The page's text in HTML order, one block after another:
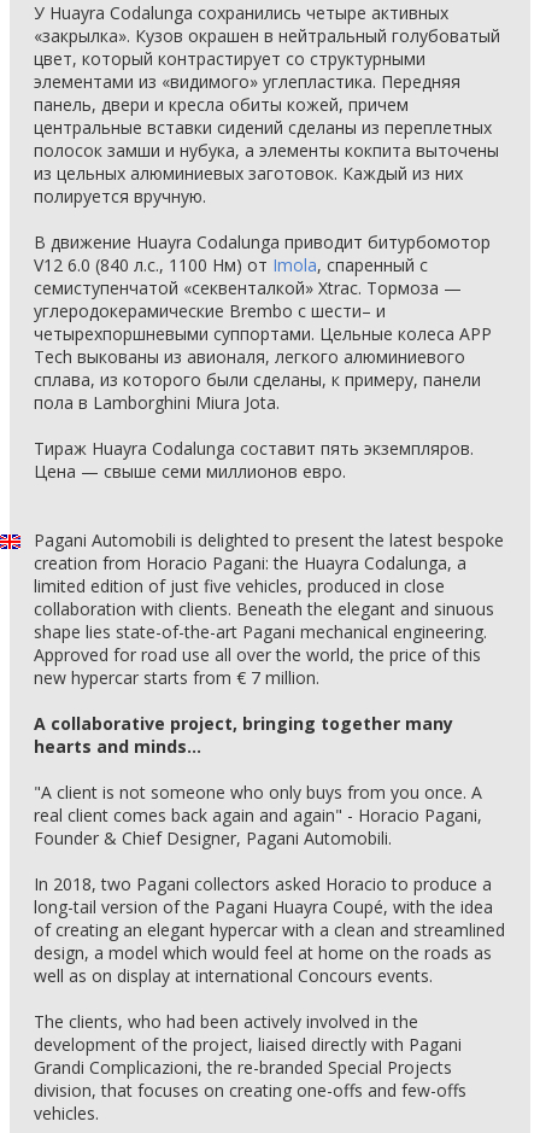
У Huayra Codalunga сохранились четыре активных
«закрылка». Кузов окрашен в нейтральный голубоватый
цвет, который контрастирует со структурными
элементами из «видимого» углепластика. Передняя
панель, двери и кресла обиты кожей, причем
центральные вставки сидений сделаны из переплетных
полосок замши и нубука, а элементы кокпита выточены
из цельных алюминиевых заготовок. Каждый из них
полируется вручную.
В движение Huayra Codalunga приводит битурбомотор
V12 6.0 (840 л.с., 1100 Нм) от Imola, спаренный с
семиступенчатой «секвенталкой» Xtrac. Тормоза —
углеродокерамические Brembo с шести– и
четырехпоршневыми суппортами. Цельные колеса APP
Tech выкованы из авионаля, легкого алюминиевого
сплава, из которого были сделаны, к примеру, панели
пола в Lamborghini Miura Jota.
Тираж Huayra Codalunga составит пять экземпляров.
Цена — свыше семи миллионов евро.
Pagani Automobili is delighted to present the latest bespoke
creation from Horacio Pagani: the Huayra Codalunga, a
limited edition of just five vehicles, produced in close
collaboration with clients. Beneath the elegant and sinuous
shape lies state-of-the-art Pagani mechanical engineering.
Approved for road use all over the world, the price of this
new hypercar starts from € 7 million.
A collaborative project, bringing together many
hearts and minds...
"A client is not someone who only buys from you once. A
real client comes back again and again" - Horacio Pagani,
Founder & Chief Designer, Pagani Automobili.
In 2018, two Pagani collectors asked Horacio to produce a
long-tail version of the Pagani Huayra Coupé, with the idea
of creating an elegant hypercar with a clean and streamlined
design, a model which would feel at home on the roads as
well as on display at international Concours events.
The clients, who had been actively involved in the
development of the project, liaised directly with Pagani
Grandi Complicazioni, the re-branded Special Projects
division, that focuses on creating one-offs and few-offs
vehicles.